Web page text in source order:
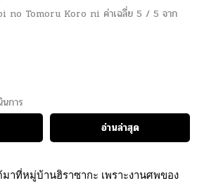
no Tomoru Koro ni ค่าเฉลี่ย 5 / 5 จาก
นการ
อ่านล่าสุด
าที่หมู่บ้านฮิราซากะ เพราะงานศพของ